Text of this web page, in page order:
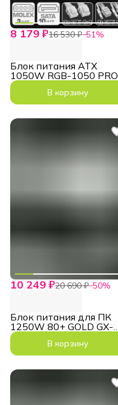
8 179 ₽16 530 ₽−51%
Блок питания ATX
1050W RGB-1050 PRO
White
В корзину
10 249 ₽20 690 ₽−50%
Блок питания для ПК
1250W 80+ GOLD GX-
1250G PRO ATX3.1
В корзину